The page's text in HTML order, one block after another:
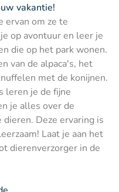
vakantie!
ervan om ze te
op avontuur en leer je
die op het park wonen.
van de alpaca's, het
met de konijnen.
leren je de fijne
je alles over de
Deze ervaring is
Laat je aan het
dierenverzorger in de